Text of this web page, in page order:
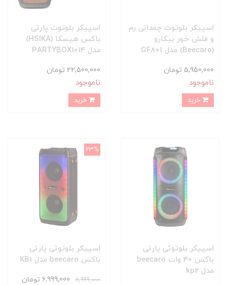
اسپیکر بلوتوث چمدانی رم
و فلش خور بیکارو
(Beecaro) مدل GF801
5,950,000 تومان
ناموجود
اسپیکر بلوتوث پارتی
باکس هیسکا (HSIKA)
مدل PARTYBOX1014
22,500,000 تومان
ناموجود
اسپیکر بلوتوثی پارتی
باکس 40 وات beecaro
مدل kp2
اسپیکر بلوتوثی پارتی
باکس beecaro مدل KB1
8,999,000 6,999,000 تومان
23%